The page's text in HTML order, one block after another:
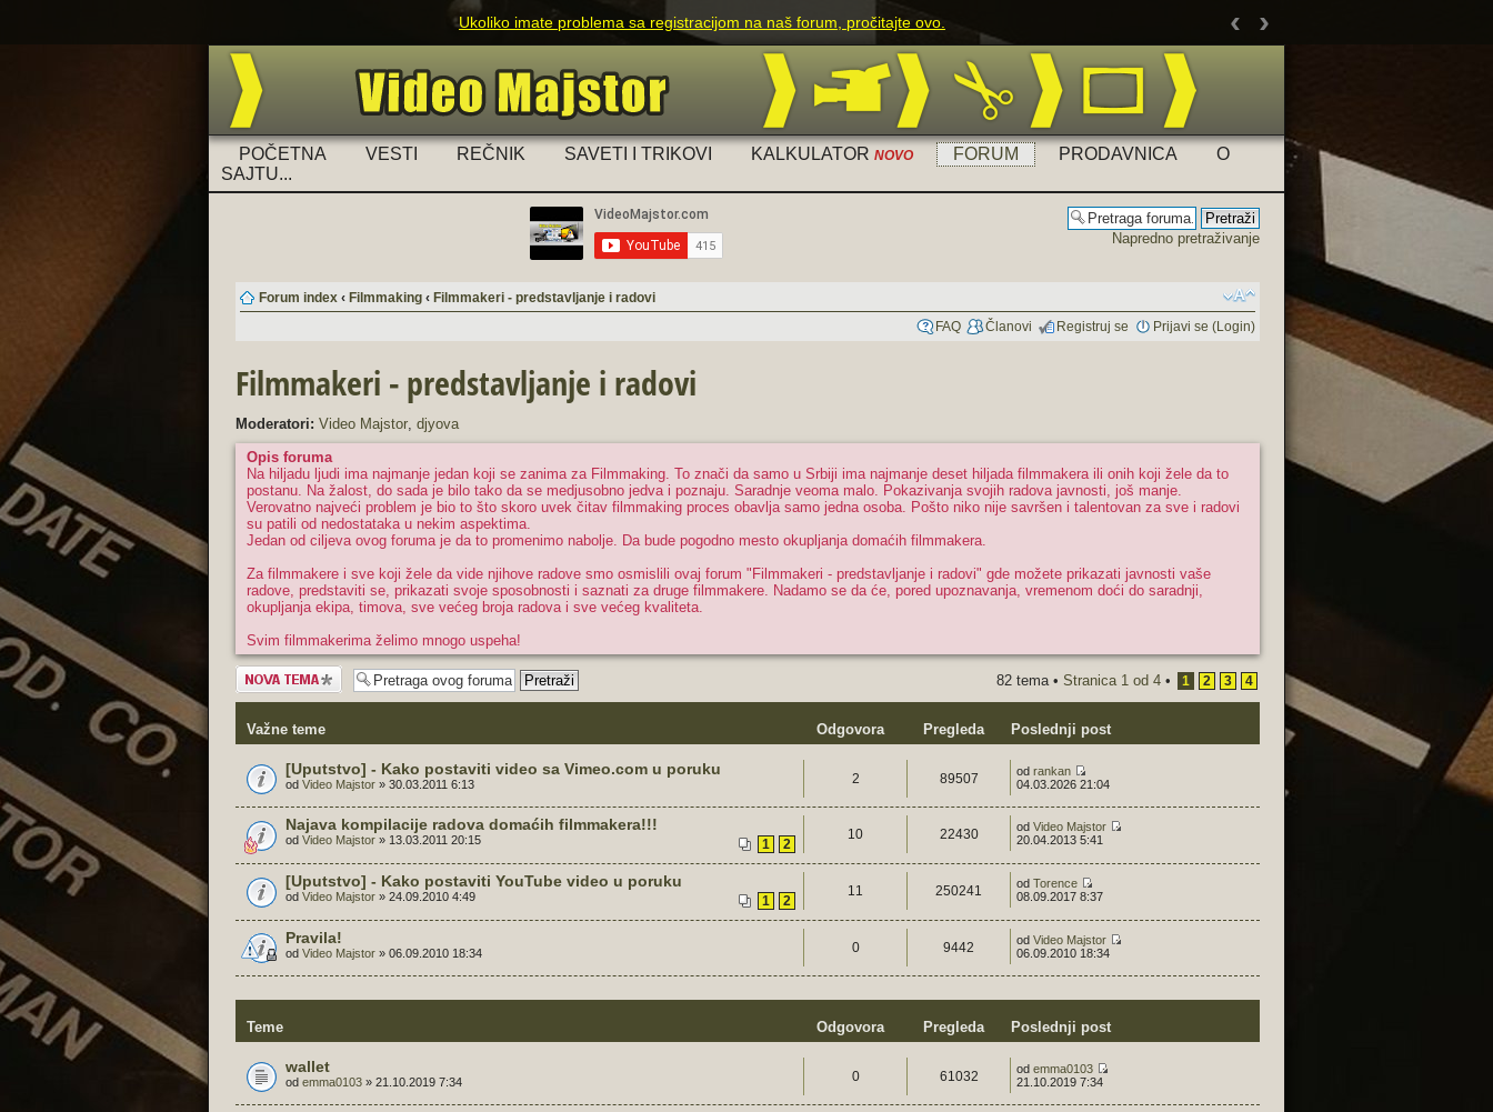
Ukoliko imate problema sa registracijom na naš forum, pročitajte ovo. ‹ ›
POČETNA VESTI REČNIK SAVETI I TRIKOVI KALKULATOR NOVO FORUM PRODAVNICA
O
SAJTU...
Napredno pretraživanje
Forum index ‹ Filmmaking ‹ Filmmakeri - predstavljanje i radovi
FAQ
Članovi Registruj se Prijavi se (Login)
Filmmakeri - predstavljanje i radovi
Moderatori: Video Majstor, djyova
Opis foruma
Na hiljadu ljudi ima najmanje jedan koji se zanima za Filmmaking. To znači da samo u Srbiji ima najmanje deset hiljada filmmakera ili onih koji žele da to
postanu. Na žalost, do sada je bilo tako da se medjusobno jedva i poznaju. Saradnje veoma malo. Pokazivanja svojih radova javnosti, još manje.
Verovatno najveći problem je bio to što skoro uvek čitav filmmaking proces obavlja samo jedna osoba. Pošto niko nije savršen i talentovan za sve i radovi
su patili od nedostataka u nekim aspektima.
Jedan od ciljeva ovog foruma je da to promenimo nabolje. Da bude pogodno mesto okupljanja domaćih filmmakera.
Za filmmakere i sve koji žele da vide njihove radove smo osmislili ovaj forum "Filmmakeri - predstavljanje i radovi" gde možete prikazati javnosti vaše
radove, predstaviti se, prikazati svoje sposobnosti i saznati za druge filmmakere. Nadamo se da će, pored upoznavanja, vremenom doći do saradnji,
okupljanja ekipa, timova, sve većeg broja radova i sve većeg kvaliteta.
Svim filmmakerima želimo mnogo uspeha!
Započni novu
temu
82 tema • Stranica 1 od 4 • 1 2 3 4
Važne teme Odgovora Pregleda Poslednji post
[Uputstvo] - Kako postaviti video sa Vimeo.com u poruku
od Video Majstor » 30.03.2011 6:13 2 89507 odrankan
04.03.2026 21:04
Najava kompilacije radova domaćih filmmakera!!!
1 2
od Video Majstor » 13.03.2011 20:15 10 22430 odVideo Majstor
20.04.2013 5:41
[Uputstvo] - Kako postaviti YouTube video u poruku
1 2
od Video Majstor » 24.09.2010 4:49 11 250241 odTorence
08.09.2017 8:37
Pravila!
od Video Majstor » 06.09.2010 18:34 0 9442 odVideo Majstor
06.09.2010 18:34
Teme Odgovora Pregleda Poslednji post
wallet
od emma0103 » 21.10.2019 7:34 0 61032 odemma0103
21.10.2019 7:34